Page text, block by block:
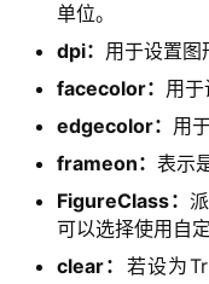
单位。
dpi： 用于设置图
facecolor： 用于
edgecolor： 用
frameon： 表示
FigureClass：
可以选择使用自
clear： 若设为